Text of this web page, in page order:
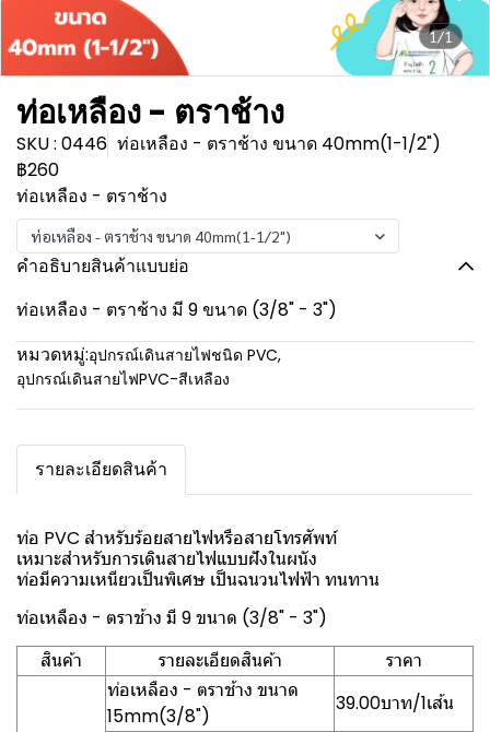
1/1
ท่อเหลือง - ตราช้าง
SKU : 0446 ท่อเหลือง - ตราช้าง ขนาด 40mm(1-1/2")
฿260
ท่อเหลือง - ตราช้าง
ท่อเหลือง - ตราช้าง ขนาด 40mm(1-1/2")
คำอธิบายสินค้าแบบย่อ
ท่อเหลือง - ตราช้าง มี 9 ขนาด (3/8" - 3")
หมวดหมู่:อุปกรณ์เดินสายไฟชนิด PVC,
อุปกรณ์เดินสายไฟPVC-สีเหลือง
รายละเอียดสินค้า
ท่อ PVC สำหรับร้อยสายไฟหรือสายโทรศัพท์
เหมาะสำหรับการเดินสายไฟแบบฝังในผนัง
ท่อมีความเหนียวเป็นพิเศษ เป็นฉนวนไฟฟ้า ทนทาน
ท่อเหลือง - ตราช้าง มี 9 ขนาด (3/8" - 3")
สินค้า
รายละเอียดสินค้า
ราคา
ท่อเหลือง - ตราช้าง ขนาด
15mm(3/8")
39.00บาท/1เส้น